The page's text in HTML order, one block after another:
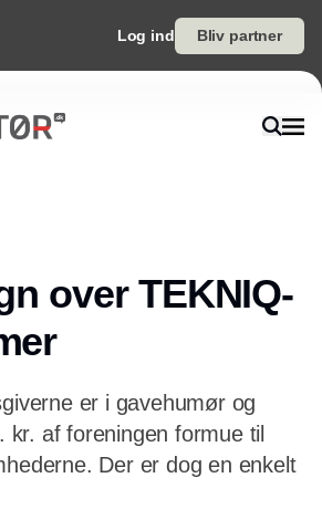
Log ind Bliv partner
over TEKNIQ-
er i gavehumør og
kr. af foreningen formue til
Der er dog en enkelt